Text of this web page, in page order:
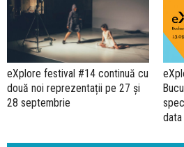
eXplore festival #14 continuă cu
două noi reprezentații pe 27 și
28 septembrie